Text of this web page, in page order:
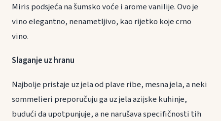
Miris podsjeća na šumsko voće i arome vanilije. Ovo je
vino elegantno, nenametljivo, kao rijetko koje crno
vino.
Slaganje uz hranu
Najbolje pristaje uz jela od plave ribe, mesna jela, a neki
sommelieri preporučuju ga uz jela azijske kuhinje,
budući da upotpunjuje, a ne narušava specifičnosti tih